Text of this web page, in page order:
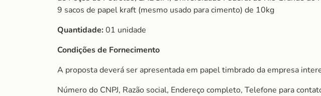
9 sacos de papel kraft (mesmo usado para cimento) de 10kg
Quantidade:01 unidade
Condições de Fornecimento
A proposta deverá ser apresentada em papel timbrado da empresa
Número do CNPJ, Razão social, Endereço completo, Telefone para